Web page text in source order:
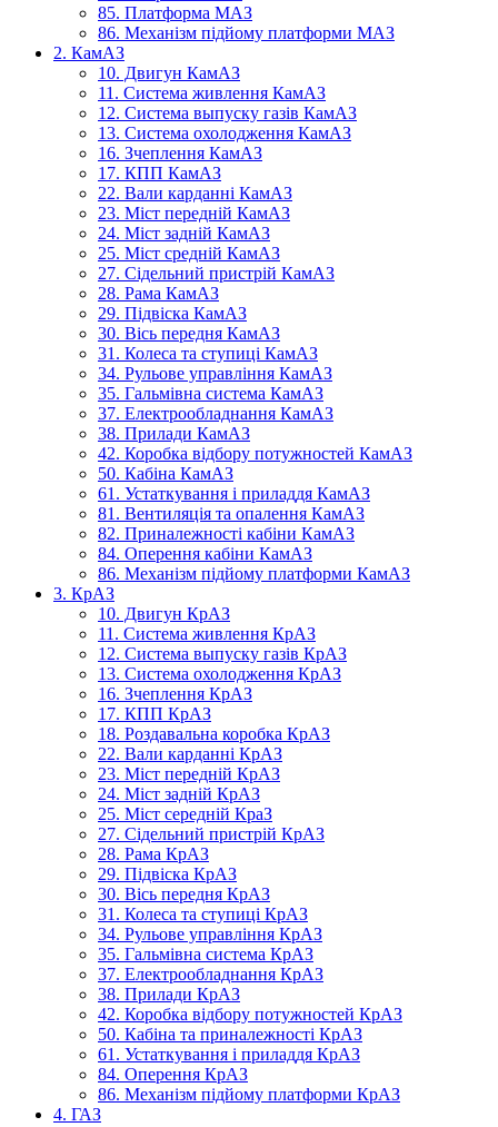
85. Платформа МАЗ
86. Механізм підйому платформи МАЗ
2. КамАЗ
10. Двигун КамАЗ
11. Система живлення КамАЗ
12. Система выпуску газів КамАЗ
13. Система охолодження КамАЗ
16. Зчеплення КамАЗ
17. КПП КамАЗ
22. Вали карданні КамАЗ
23. Міст передній КамАЗ
24. Міст задній КамАЗ
25. Міст средній КамАЗ
27. Сідельний пристрій КамАЗ
28. Рама КамАЗ
29. Підвіска КамАЗ
30. Вісь передня КамАЗ
31. Колеса та ступиці КамАЗ
34. Рульове управління КамАЗ
35. Гальмівна система КамАЗ
37. Електрообладнання КамАЗ
38. Прилади КамАЗ
42. Коробка відбору потужностей КамАЗ
50. Кабіна КамАЗ
61. Устаткування і приладдя КамАЗ
81. Вентиляція та опалення КамАЗ
82. Приналежності кабіни КамАЗ
84. Оперення кабіни КамАЗ
86. Механізм підйому платформи КамАЗ
3. КрАЗ
10. Двигун КрАЗ
11. Система живлення КрАЗ
12. Система выпуску газів КрАЗ
13. Система охолодження КрАЗ
16. Зчеплення КрАЗ
17. КПП КрАЗ
18. Роздавальна коробка КрАЗ
22. Вали карданні КрАЗ
23. Міст передній КрАЗ
24. Міст задній КрАЗ
25. Міст середній КраЗ
27. Сідельний пристрій КрАЗ
28. Рама КрАЗ
29. Підвіска КрАЗ
30. Вісь передня КрАЗ
31. Колеса та ступиці КрАЗ
34. Рульове управління КрАЗ
35. Гальмівна система КрАЗ
37. Електрообладнання КрАЗ
38. Прилади КрАЗ
42. Коробка відбору потужностей КрАЗ
50. Кабіна та приналежності КрАЗ
61. Устаткування і приладдя КрАЗ
84. Оперення КрАЗ
86. Механізм підйому платформи КрАЗ
4. ГАЗ